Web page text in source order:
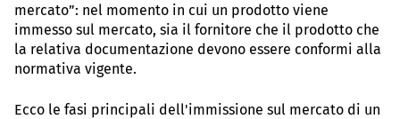
mercato”: nel momento in cui un prodotto viene
immesso sul mercato, sia il fornitore che il prodotto che
la relativa documentazione devono essere conformi alla
normativa vigente.
Ecco le fasi principali dell'immissione sul mercato di un